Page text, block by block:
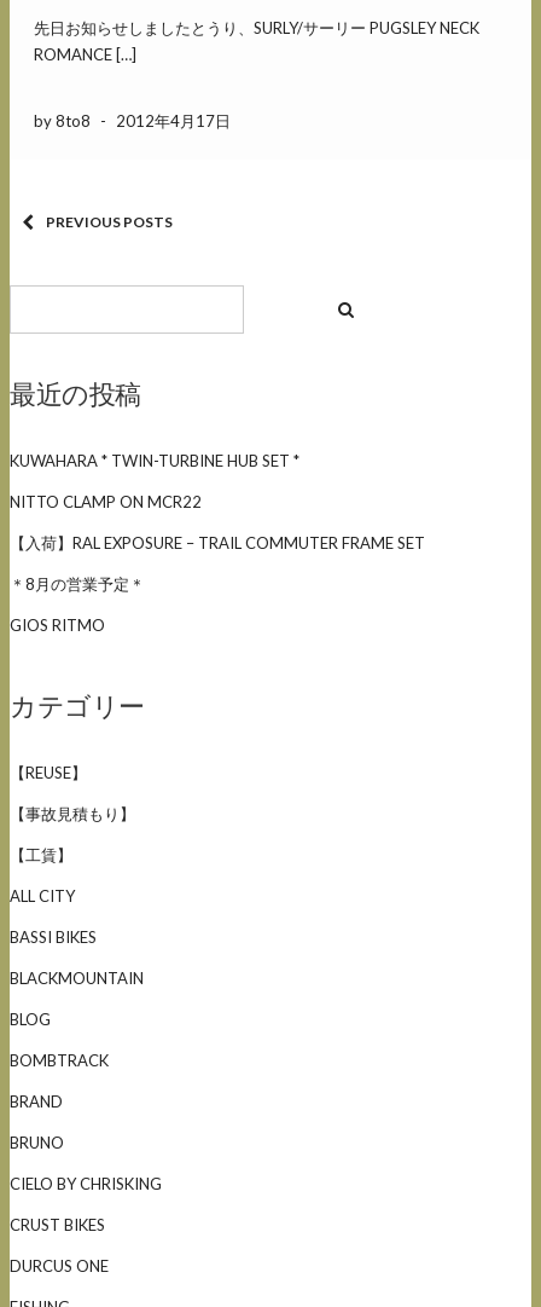
先日お知らせしましたとうり、SURLY/サーリー PUGSLEY NECK
ROMANCE […]
by 8to8 - 2012年4月17日
PREVIOUS POSTS
最近の投稿
KUWAHARA * TWIN-TURBINE HUB SET *
NITTO CLAMP ON MCR22
【入荷】RAL EXPOSURE – TRAIL COMMUTER FRAME SET
＊8月の営業予定＊
GIOS RITMO
カテゴリー
【REUSE】
【事故見積もり】
【工賃】
ALL CITY
BASSI BIKES
BLACKMOUNTAIN
BLOG
BOMBTRACK
BRAND
BRUNO
CIELO BY CHRISKING
CRUST BIKES
DURCUS ONE